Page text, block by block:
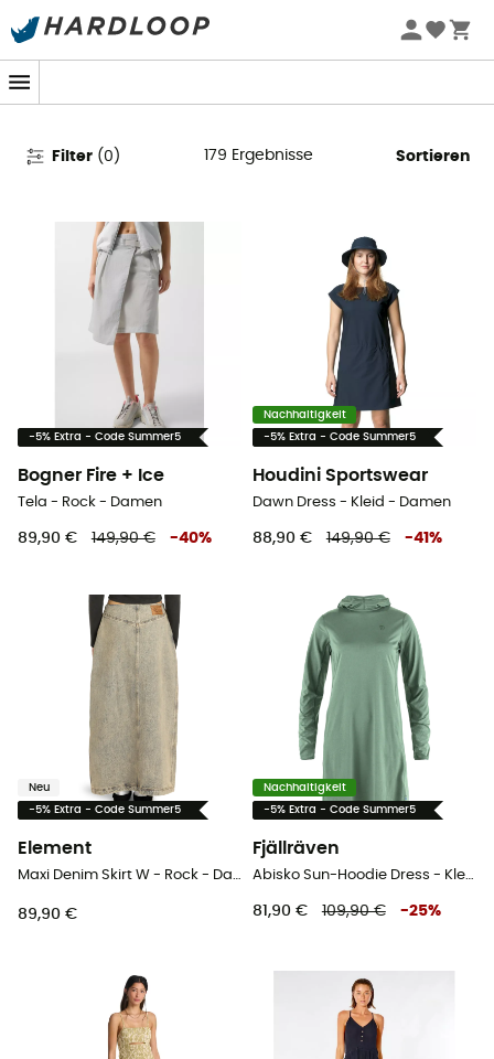
Outdoor Röcke und Kleider für
Damen
Filter (0 ) 179 Ergebnisse Sortieren
-5% Extra - Code Summer5
Bogner Fire + Ice
Tela - Rock - Damen
89,90 € 149,90 € -40%
Nachhaltigkeit
-5% Extra - Code Summer5
Houdini Sportswear
Dawn Dress - Kleid - Damen
88,90 € 149,90 € -41 %
Neu
-5% Extra - Code Summer5
Element
Maxi Denim Skirt W - Rock - Damen
89,90 €
Nachhaltigkeit
-5% Extra - Code Summer5
Fjällräven
Abisko Sun-Hoodie Dress - Kleid - Damen
81,90 € 109,90 € -25%